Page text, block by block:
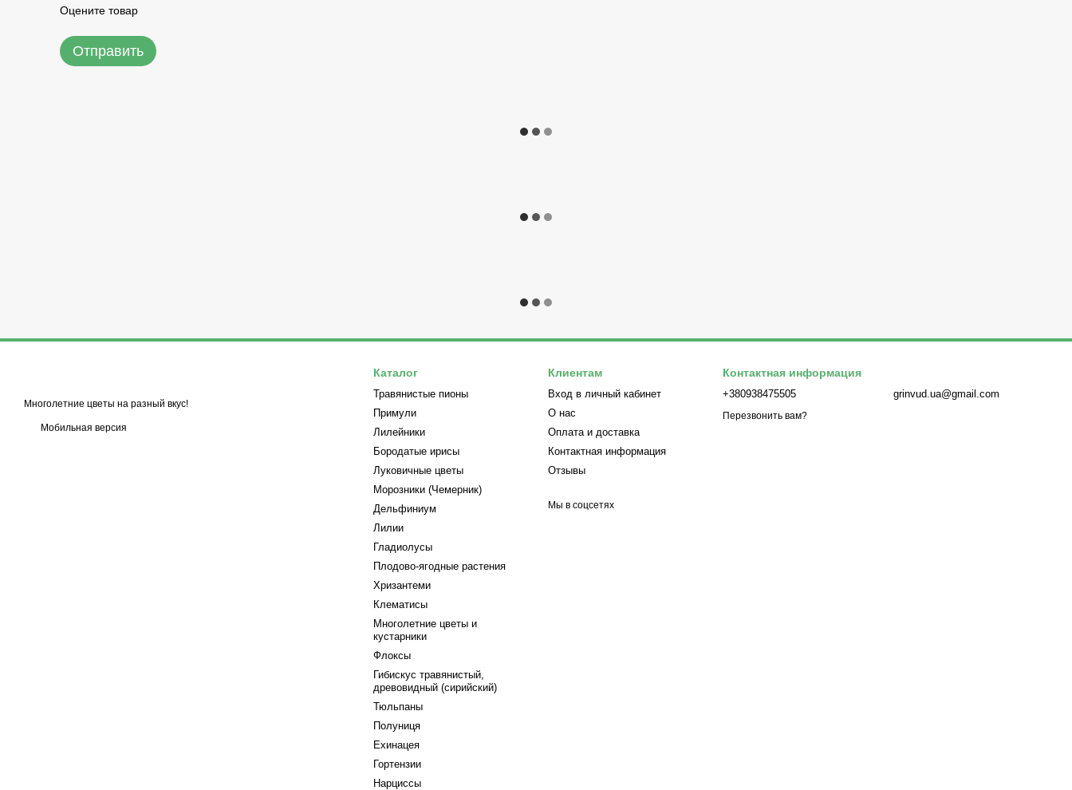
Оцените товар
Отправить
Многолетние цветы на разный вкус!
Мобильная версия
Каталог
Травянистые пионы
Примули
Лилейники
Бородатые ирисы
Луковичные цветы
Морозники (Чемерник)
Дельфиниум
Лилии
Гладиолусы
Плодово-ягодные растения
Хризантеми
Клематисы
Многолетние цветы и
кустарники
Флоксы
Гибискус травянистый,
древовидный (сирийский)
Тюльпаны
Полуниця
Ехинацея
Гортензии
Нарциссы
Клиентам
Вход в личный кабинет
О нас
Оплата и доставка
Контактная информация
Отзывы
Мы в соцсетях
Контактная информация
+380938475505
Перезвонить вам?
grinvud.ua@gmail.com